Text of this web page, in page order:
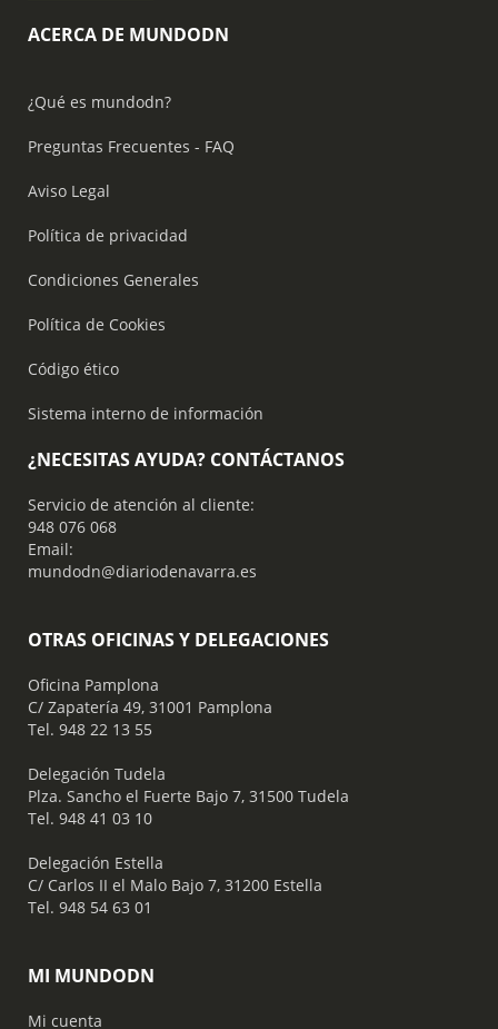
ACERCA DE MUNDODN
¿Qué es mundodn?
Preguntas Frecuentes - FAQ
Aviso Legal
Política de privacidad
Condiciones Generales
Política de Cookies
Código ético
Sistema interno de información
¿NECESITAS AYUDA? CONTÁCTANOS
Servicio de atención al cliente:
948 076 068
Email:
mundodn@diariodenavarra.es
OTRAS OFICINAS Y DELEGACIONES
Oficina Pamplona
C/ Zapatería 49, 31001 Pamplona
Tel. 948 22 13 55
​ Delegación Tudela
Plza. Sancho el Fuerte Bajo 7, 31500 Tudela
Tel. 948 41 03 10
​ Delegación Estella
C/ Carlos II el Malo Bajo 7, 31200 Estella
Tel. 948 54 63 01
MI MUNDODN
Mi cuenta